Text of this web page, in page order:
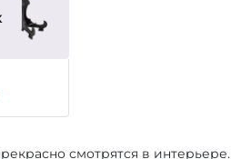
смотрятся в